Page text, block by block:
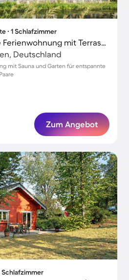
∙ 1 Schlafzimmer
Familienorientierte Ferienwohnung mit Terrasse, Garten und Grill
Deutschland
mit Sauna und Garten für entspannte
Zum Angebot
Schlafzimmer